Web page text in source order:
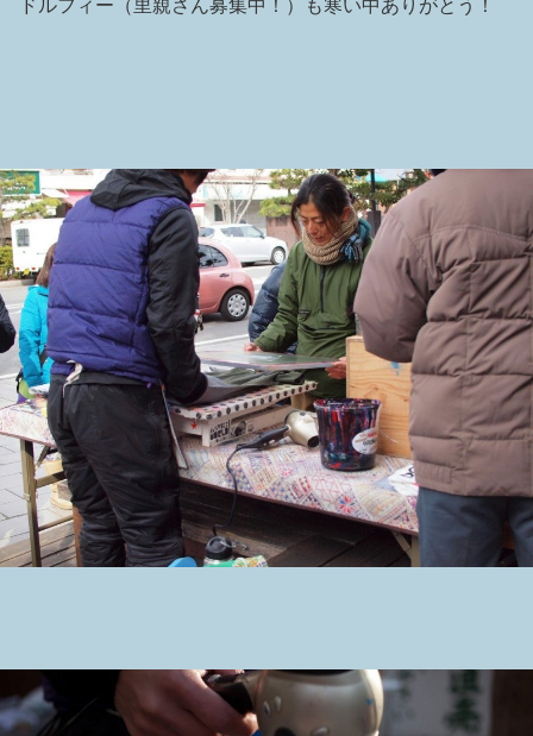
ドルフィー（里親さん募集中！）も寒い中ありがとう！